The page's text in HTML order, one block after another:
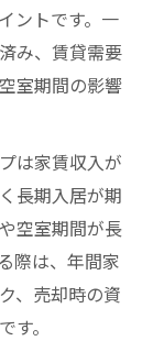
ントです。一
み、賃貸需要
室期間の影響
は家賃収入が
長期入居が期
空室期間が長
際は、年間家
、売却時の資
。